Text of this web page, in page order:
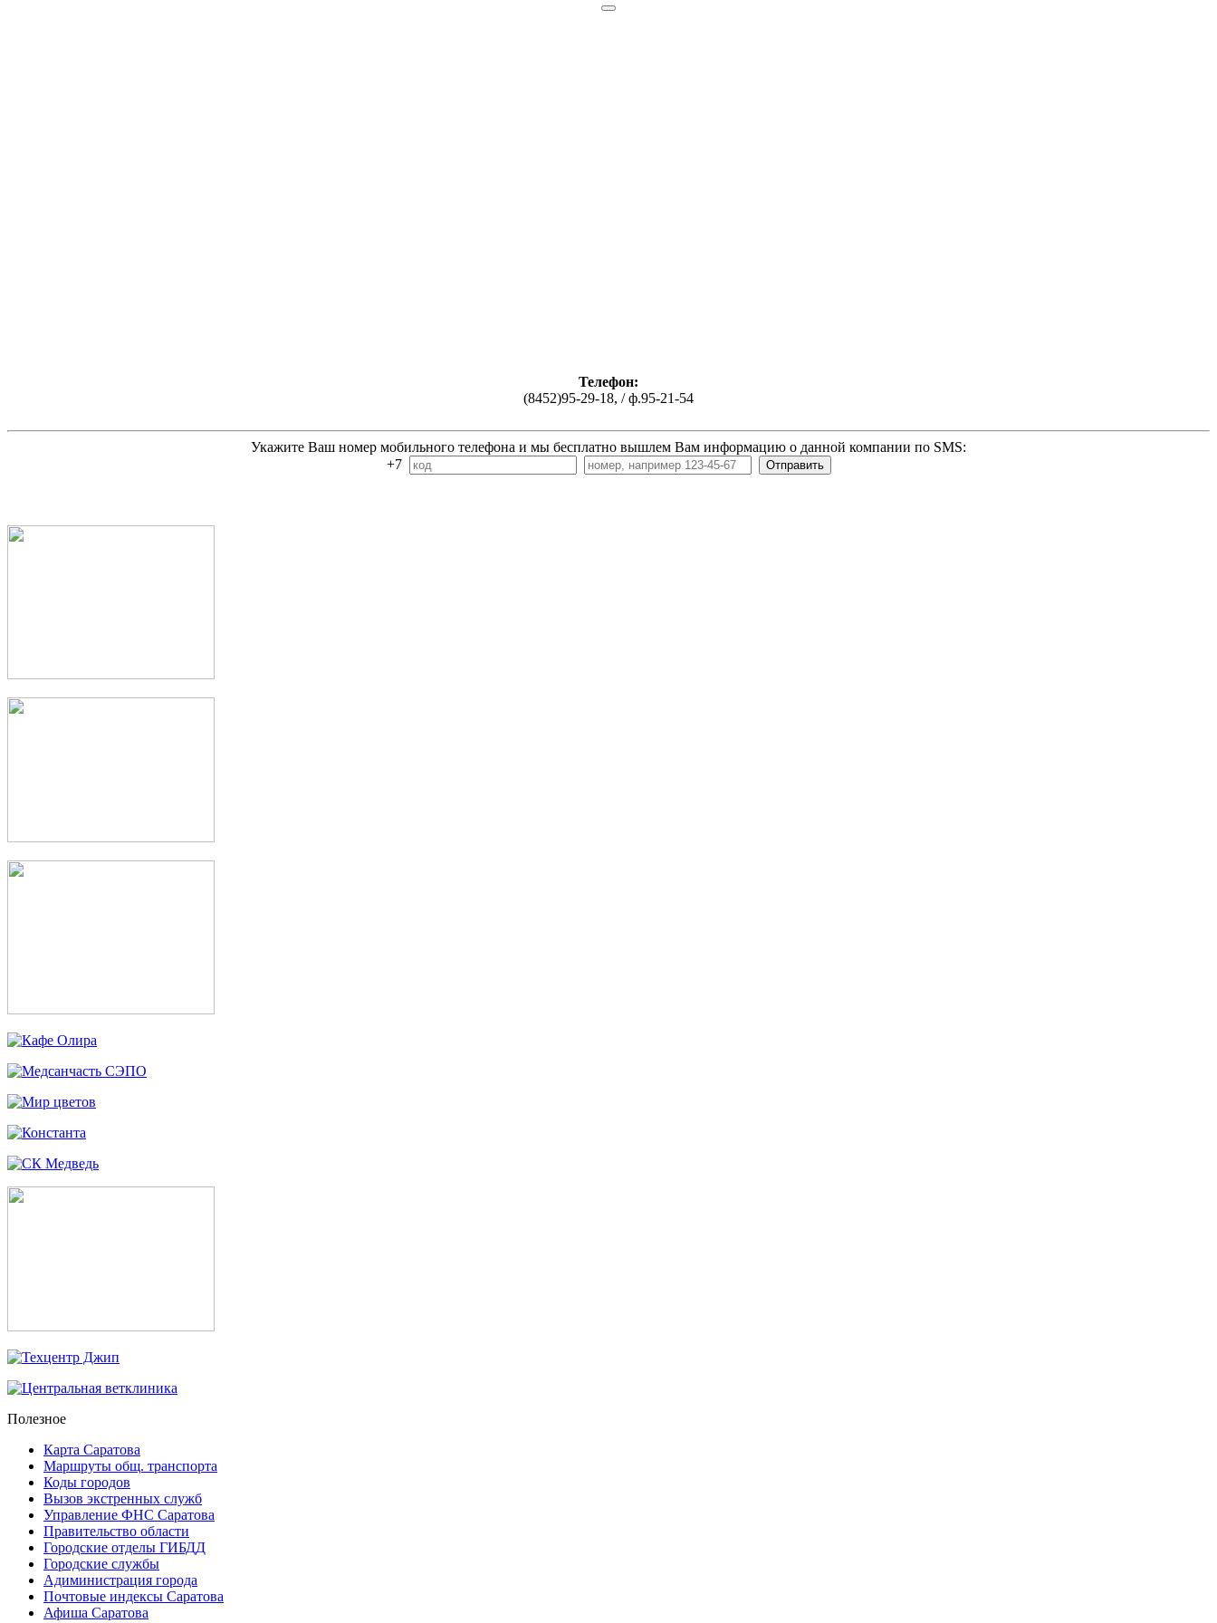
Телефон:
(8452)95-29-18, / ф.95-21-54
Укажите Ваш номер мобильного телефона и мы бесплатно вышлем Вам информацию о данной компании по SMS:
+7
Полезное
Карта Саратова
Маршруты общ. транспорта
Коды городов
Вызов экстренных служб
Управление ФНС Саратова
Правительство области
Городские отделы ГИБДД
Городские службы
Адиминистрация города
Почтовые индексы Саратова
Афиша Саратова